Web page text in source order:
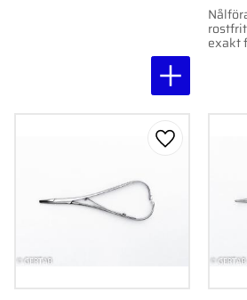
exakt
Lägg till i